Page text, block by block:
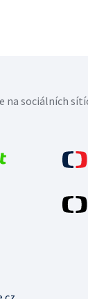
na sociálních